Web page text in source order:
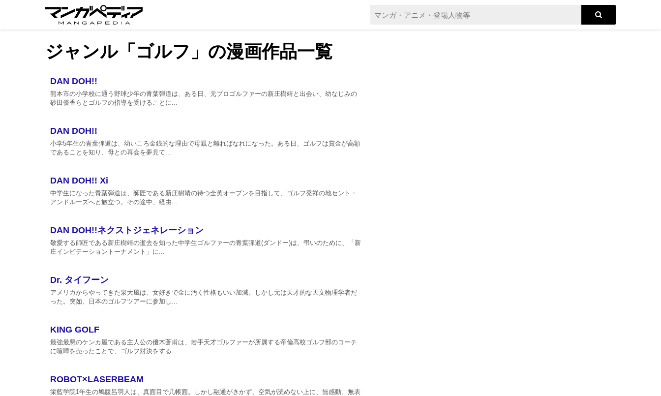
ジャンル「ゴルフ」の漫画作品一覧
DAN DOH!!
熊本市の小学校に通う野球少年の青葉弾道は、ある日、元プロゴルファーの新庄樹靖と出会い、幼なじみの
砂田優香らとゴルフの指導を受けることに...
DAN DOH!!
小学5年生の青葉弾道は、幼いころ金銭的な理由で母親と離ればなれになった。ある日、ゴルフは賞金が高額
であることを知り、母との再会を夢見て...
DAN DOH!! Xi
中学生になった青葉弾道は、師匠である新庄樹靖の待つ全英オープンを目指して、ゴルフ発祥の地セント・
アンドルーズへと旅立つ。その途中、経由...
DAN DOH!!ネクストジェネレーション
敬愛する師匠である新庄樹靖の逝去を知った中学生ゴルファーの青葉弾道(ダンドー)は、弔いのために、「新
庄インビテーショントーナメント」に...
Dr. タイフーン
アメリカからやってきた泉大風は、女好きで金に汚く性格もいい加減。しかし元は天才的な天文物理学者だ
った。突如、日本のゴルフツアーに参加し...
KING GOLF
最強最悪のケンカ屋である主人公の優木蒼甫は、若手天才ゴルファーが所属する帝倫高校ゴルフ部のコーチ
に喧嘩を売ったことで、ゴルフ対決をする...
ROBOT×LASERBEAM
栄藍学院1年生の鳩腹呂羽人は、真面目で几帳面。しかし融通がきかず、空気が読めない上に、無感動、無表